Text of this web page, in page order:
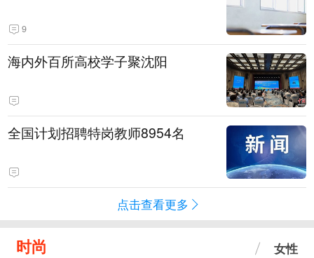
9
海内外百所高校学子聚沈阳
全国计划招聘特岗教师8954名
点击查看更多
时尚 女性